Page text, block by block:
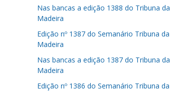
Nas bancas a edição 1388 do Tribuna da
Madeira
Edição nº 1387 do Semanário Tribuna da
Madeira
Nas bancas a edição 1387 do Tribuna da
Madeira
Edição nº 1386 do Semanário Tribuna da